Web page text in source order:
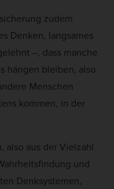
zudem
Denken, langsames
–, dass manche
hängen bleiben, also
Menschen
kommen, in der
also aus der Vielzahl
und
Denksystemen,